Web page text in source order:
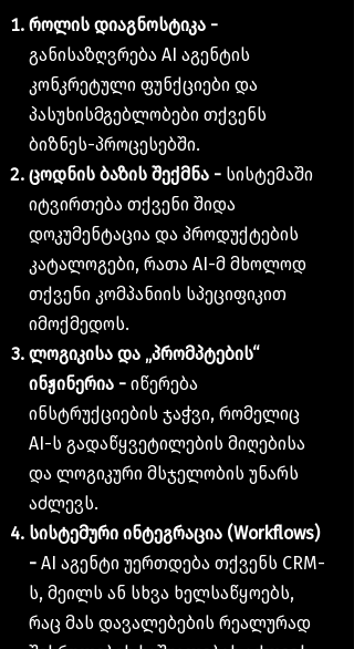
როლის დიაგნოსტიკა -
განისაზღვრება AI აგენტის
კონკრეტული ფუნქციები და
პასუხისმგებლობები თქვენს
ბიზნეს-პროცესებში.
ცოდნის ბაზის შექმნა - სისტემაში
იტვირთება თქვენი შიდა
დოკუმენტაცია და პროდუქტების
კატალოგები, რათა AI-მ მხოლოდ
თქვენი კომპანიის სპეციფიკით
იმოქმედოს.
ლოგიკისა და „პრომპტების“
ინჟინერია - იწერება
ინსტრუქციების ჯაჭვი, რომელიც
AI-ს გადაწყვეტილების მიღებისა
და ლოგიკური მსჯელობის უნარს
აძლევს.
სისტემური ინტეგრაცია (Workflows)
- AI აგენტი უერთდება თქვენს CRM-
ს, მეილს ან სხვა ხელსაწყოებს,
რაც მას დავალებების რეალურად